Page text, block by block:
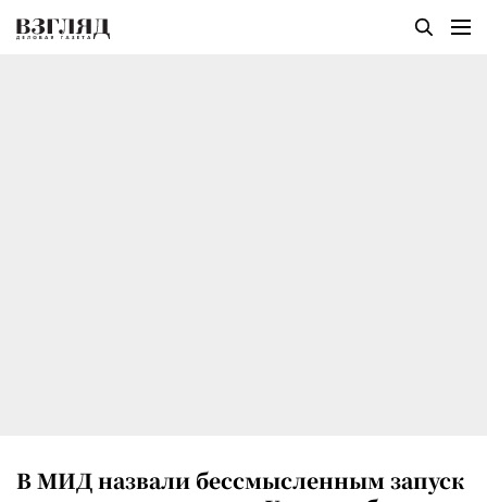
В МИД назвали бессмысленным запуск